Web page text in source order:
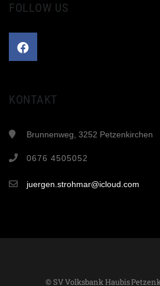
FOLLOW US
KONTAKT
Brunnenweg, 3252 Petzenkirchen
0676 4505052
juergen.strohmar@icloud.com
© SV Volksbank Haubis